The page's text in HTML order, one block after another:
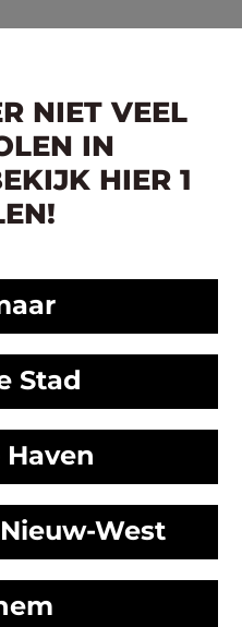
NIET VEEL
IN
HIER 1
Stad
West